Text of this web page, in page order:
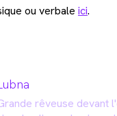
ou verbale ici.
rêveuse devant